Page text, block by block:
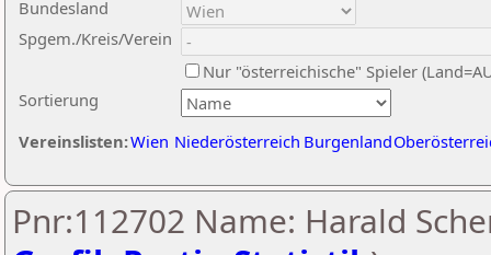
Sortierung
Bundesland
Spgem./Kreis/Verein
Nur "österreichische" Spieler
Vereinslisten:Wien Niederösterreich Burgenland
Pnr:112702 Name: Harald